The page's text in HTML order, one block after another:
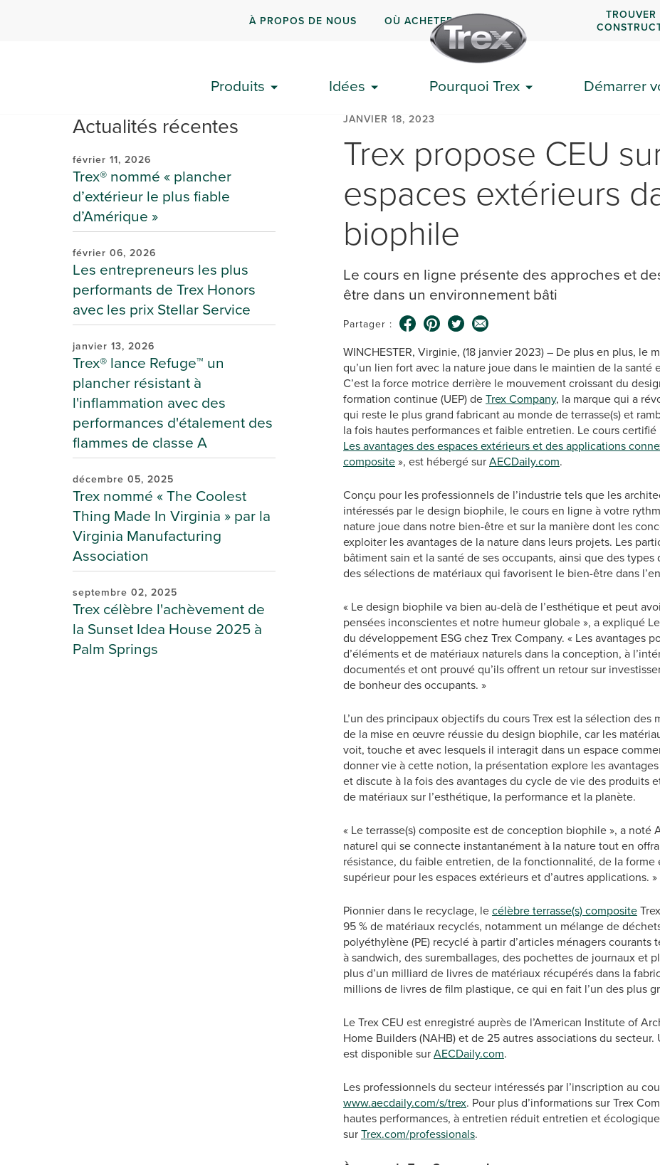
À PROPOS DE NOUS OÙ ACHETER
TROUVER
Produits Idées Pourquoi Trex Démarrer
Actualités récentes
février 11, 2026
Trex® nommé « plancher
d’extérieur le plus fiable
d’Amérique »
février 06, 2026
Les entrepreneurs les plus
performants de Trex Honors
avec les prix Stellar Service
janvier 13, 2026
Trex® lance Refuge™ un
plancher résistant à
l'inflammation avec des
performances d'étalement des
flammes de classe A
décembre 05, 2025
Trex nommé « The Coolest
Thing Made In Virginia » par la
Virginia Manufacturing
Association
septembre 02, 2025
Trex célèbre l'achèvement de
la Sunset Idea House 2025 à
Palm Springs
JANVIER 18, 2023
Trex propose CEU
espaces extérieurs
biophile
Le cours en ligne présente des approches et
être dans un environnement bâti
Partager :
WINCHESTER, Virginie, (18 janvier 2023) – De plus en plus, le
qu’un lien fort avec la nature joue dans le maintien de la
C’est la force motrice derrière le mouvement croissant du
formation continue (UEP) deTrex Company, la marque qui a
qui reste le plus grand fabricant au monde de terrasse(s) et
la fois hautes performances et faible entretien. Le cours
Les avantages des espaces extérieurs et des applications
composite», est hébergé surAECDaily.com.
Conçu pour les professionnels de l’industrie tels que les
intéressés par le design biophile, le cours en ligne à votre
nature joue dans notre bien-être et sur la manière dont les
exploiter les avantages de la nature dans leurs projets. Les
bâtiment sain et la santé de ses occupants, ainsi que des
des sélections de matériaux qui favorisent le bien-être dans
« Le design biophile va bien au-delà de l’esthétique et peut
pensées inconscientes et notre humeur globale », a expliqué
du développement ESG chez Trex Company. « Les avantages
d’éléments et de matériaux naturels dans la conception, à
documentés et ont prouvé qu’ils offrent un retour sur
de bonheur des occupants. »
L’un des principaux objectifs du cours Trex est la sélection
de la mise en œuvre réussie du design biophile, car les
voit, touche et avec lesquels il interagit dans un espace
donner vie à cette notion, la présentation explore les
et discute à la fois des avantages du cycle de vie des produits
de matériaux sur l’esthétique, la performance et la planète.
« Le terrasse(s) composite est de conception biophile », a noté
naturel qui se connecte instantanément à la nature tout en
résistance, du faible entretien, de la fonctionnalité, de la
supérieur pour les espaces extérieurs et d’autres applications. »
Pionnier dans le recyclage, lecélèbre terrasse(s) composite
95 % de matériaux recyclés, notamment un mélange de
polyéthylène (PE) recyclé à partir d’articles ménagers courants
à sandwich, des suremballages, des pochettes de journaux et
plus d’un milliard de livres de matériaux récupérés dans la
millions de livres de film plastique, ce qui en fait l’un des plus
Le Trex CEU est enregistré auprès de l’American Institute of
Home Builders (NAHB) et de 25 autres associations du
est disponible surAECDaily.com.
Les professionnels du secteur intéressés par l’inscription au
www.aecdaily.com/s/trex. Pour plus d’informations sur Trex
hautes performances, à entretien réduit entretien et
surTrex.com/professionals.